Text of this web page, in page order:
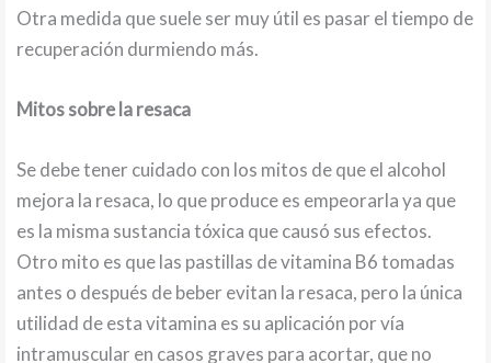
Otra medida que suele ser muy útil es pasar el tiempo de
recuperación durmiendo más.
Mitos sobre la resaca
Se debe tener cuidado con los mitos de que el alcohol
mejora la resaca, lo que produce es empeorarla ya que
es la misma sustancia tóxica que causó sus efectos.
Otro mito es que las pastillas de vitamina B6 tomadas
antes o después de beber evitan la resaca, pero la única
utilidad de esta vitamina es su aplicación por vía
intramuscular en casos graves para acortar, que no